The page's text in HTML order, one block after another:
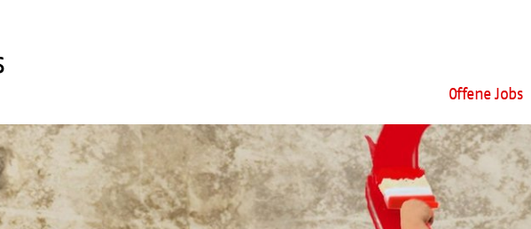
Offene Jobs